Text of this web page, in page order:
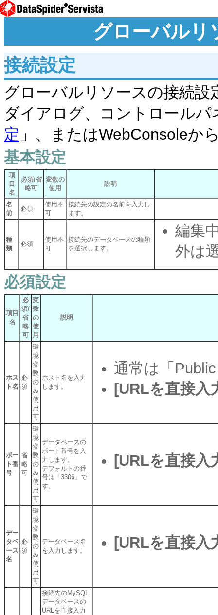
グローバルリ
接続設定
グローバルリソースの接続
ダイアログ、コントロールパ
定 」、またはWebConsoleか
基本設定
項
目
名
必須/省
略可
変数の
使用
説明
名
前
必須
使用不
可
接続先の設定の名前を入力し
ます。
種
類
必須
使用不
可
接続先のデータベースの種類
を選択します。
編集
外は
必須設定
項目
名
必
須/
省
略
可
変
数
の
使
用
説明
ホス
ト名
必
須
環
境
変
数
の
み
使
用
可
ホスト名を入力
します。
通常は「
[URLを直接入
ポー
ト番
号
省
略
可
環
境
変
数
の
み
使
用
可
データベースの
ポート番号を入
力します。
デフォルトの番
号は「3306」で
す。
[URLを直接入
デー
タベ
ース
名
必
須
環
境
変
数
の
み
使
用
可
データベース名
を入力します。
[URLを直接入
接続先のMySQL
データベースの
URLを直接入力